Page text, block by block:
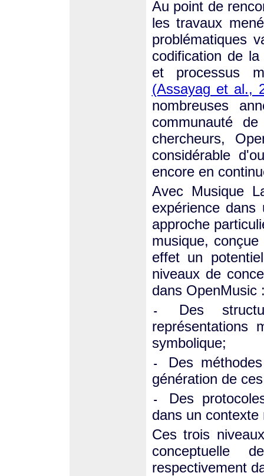
Au point de
les travaux
problématiques
codification de
et processus
(Assayag et al.,
nombreuses
communauté
chercheurs,
considérable
encore en
Avec Musique
expérience dans
approche
musique,
effet un
niveaux de
dans OpenMusic
-
Des
représentations
symbolique;
- Des
génération de
-
Des
dans un contexte
Ces trois
conceptuelle
respectivement